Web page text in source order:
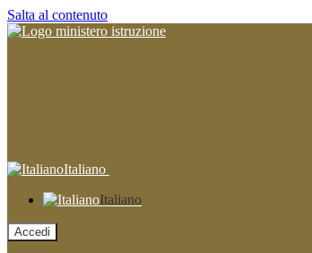
Salta al contenuto
Italiano
Italiano
Accedi